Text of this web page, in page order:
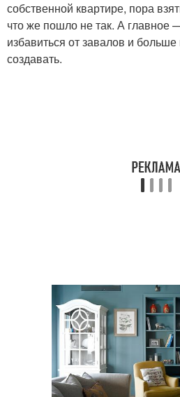
собственной квартире, пора
что же пошло не так. А главное
избавиться от завалов и больше
создавать.